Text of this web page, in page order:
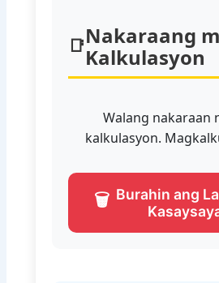
📑Nakaraang
Kalkulasyon
Walang nakaraan
kalkulasyon.
🗑 Burahin ang